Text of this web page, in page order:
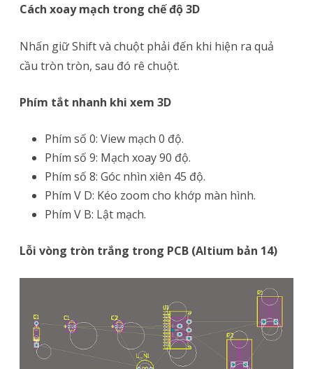
Cách xoay mạch trong chế độ 3D
Nhấn giữ Shift và chuột phải đến khi hiện ra quả
cầu tròn tròn, sau đó rê chuột.
Phím tắt nhanh khi xem 3D
Phím số 0: View mạch 0 độ.
Phím số 9: Mạch xoay 90 độ.
Phím số 8: Góc nhìn xiên 45 độ.
Phím V D: Kéo zoom cho khớp màn hình.
Phím V B: Lật mạch.
Lỗi vòng tròn trắng trong PCB (Altium bản 14)